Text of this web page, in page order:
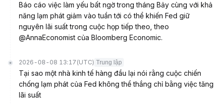
Báo cáo việc làm yếu bất ngờ trong tháng Bảy cùng với khả
năng lạm phát giảm vào tuần tới có thể khiến Fed giữ
nguyên lãi suất trong cuộc họp tiếp theo, theo
@AnnaEconomist của Bloomberg Economic.
2026-08-08 13:17 (UTC) Trung lập
Tại sao một nhà kinh tế hàng đầu lại nói rằng cuộc chiến
chống lạm phát của Fed không thể thắng chỉ bằng việc tăng
lãi suất